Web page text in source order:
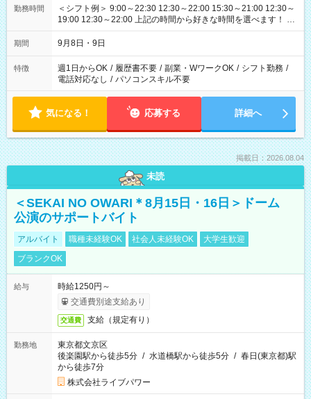
勤務時間
＜シフト例＞ 9:00～22:30 12:30～22:00 15:30～21:00 12:30～
19:00 12:30～22:00 上記の時間から好きな時間を選べます！ ※
時間は変更となる可能性があります
期間 9月8日・9日
特徴 週1日からOK / 履歴書不要 / 副業・WワークOK / シフト勤務 /
電話対応なし / パソコンスキル不要
気になる！ 応募する 詳細へ
掲載日：2026.08.04
未読
＜SEKAI NO OWARI＊8月15日・16日＞ドーム
公演のサポートバイト
アルバイト 職種未経験OK 社会人未経験OK
大学生歓迎
ブランクOK
給与
時給1250円～
交通費別途支給あり
交通費 支給（規定有り）
勤務地
東京都文京区
後楽園駅から徒歩5分 / 水道橋駅から徒歩5分 / 春日(東京都)駅
から徒歩7分
株式会社ライブパワー